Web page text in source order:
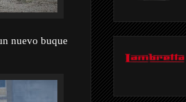
nuevo buque